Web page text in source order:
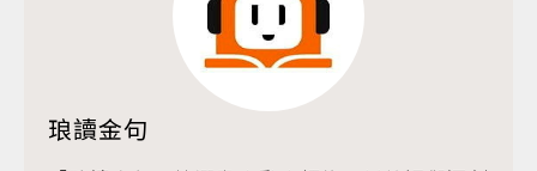
琅讀金句